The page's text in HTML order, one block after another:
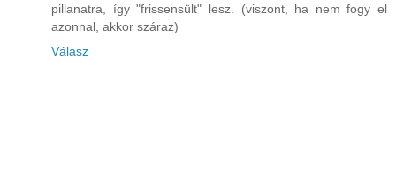
pillanatra, így "frissensült" lesz. (viszont, ha nem fogy el
azonnal, akkor száraz)
Válasz